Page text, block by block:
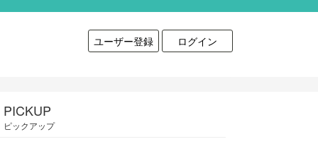
ユーザー登録 ログイン
PICKUP
ピックアップ